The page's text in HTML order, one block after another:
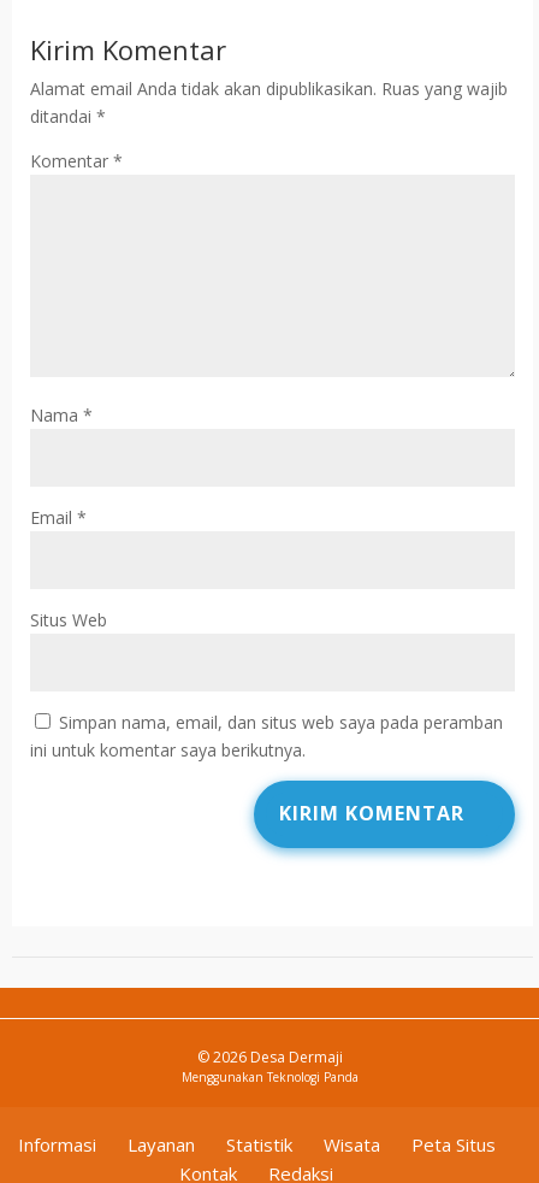
Kirim Komentar
Alamat email Anda tidak akan dipublikasikan. Ruas yang wajib
ditandai *
Komentar *
Nama *
Email *
Situs Web
Simpan nama, email, dan situs web saya pada peramban
ini untuk komentar saya berikutnya.
© 2026 Desa Dermaji
MenggunakanTeknologi Panda
Informasi Layanan Statistik Wisata
Peta Situs
Kontak
Redaksi